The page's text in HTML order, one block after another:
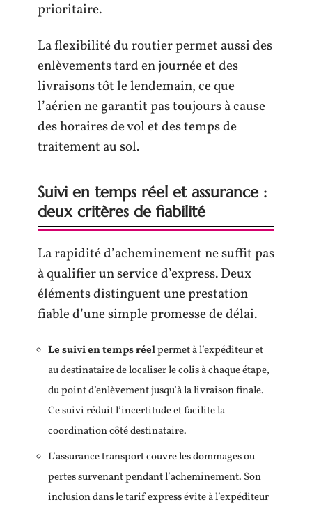
prioritaire.
La flexibilité du routier permet aussi des
enlèvements tard en journée et des
livraisons tôt le lendemain, ce que
l’aérien ne garantit pas toujours à cause
des horaires de vol et des temps de
traitement au sol.
Suivi en temps réel et assurance :
deux critères de fiabilité
La rapidité d’acheminement ne suffit pas
à qualifier un service d’express. Deux
éléments distinguent une prestation
fiable d’une simple promesse de délai.
Le suivi en temps réelpermet à l’expéditeur et
au destinataire de localiser le colis à chaque étape,
du point d’enlèvement jusqu’à la livraison finale.
Ce suivi réduit l’incertitude et facilite la
coordination côté destinataire.
L’assurance transport couvre les dommages ou
pertes survenant pendant l’acheminement. Son
inclusion dans le tarif express évite à l’expéditeur